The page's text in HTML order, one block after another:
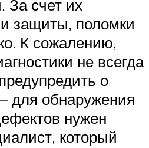
За счет их
защиты, поломки
К сожалению,
не всегда
о
для обнаружения
нужен
который